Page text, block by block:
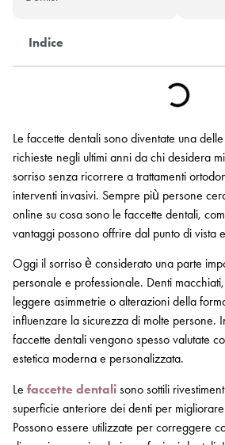
Indice
Le faccette dentali sono diventate una
richieste negli ultimi anni da chi desidera
sorriso senza ricorrere a trattamenti
interventi invasivi. Sempre più persone
online su cosa sono le faccette dentali,
vantaggi possono offrire dal punto di vista
Oggi il sorriso è considerato una parte
personale e professionale. Denti
leggere asimmetrie o alterazioni della
influenzare la sicurezza di molte persone.
faccette dentali vengono spesso valutate
estetica moderna e personalizzata.
Le faccette dentali sono sottili
superficie anteriore dei denti per migliorare
Possono essere utilizzate per correggere